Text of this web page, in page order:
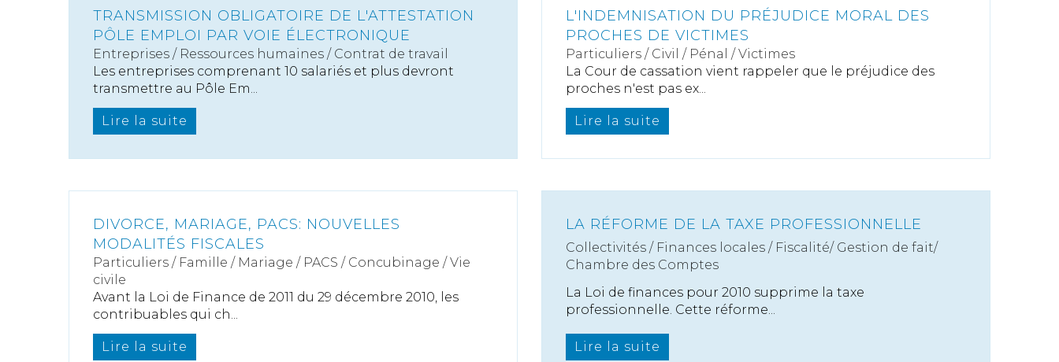
TRANSMISSION OBLIGATOIRE DE L'ATTESTATION
PÔLE EMPLOI PAR VOIE ÉLECTRONIQUE
Entreprises / Ressources humaines / Contrat de travail
Les entreprises comprenant 10 salariés et plus devront
transmettre au Pôle Em...
Lire la suite
L'INDEMNISATION DU PRÉJUDICE MORAL DES
PROCHES DE VICTIMES
Particuliers / Civil / Pénal /Victimes
La Cour de cassation vient rappeler que le préjudice des
proches n'est pas ex...
Lire la suite
DIVORCE, MARIAGE, PACS: NOUVELLES
MODALITÉS FISCALES
Particuliers / Famille / Mariage / PACS / Concubinage / Vie
civile
Avant la Loi de Finance de 2011 du 29 décembre 2010, les
contribuables qui ch...
Lire la suite
LA RÉFORME DE LA TAXE PROFESSIONNELLE
Collectivités / Finances locales / Fiscalité/ Gestion de fait/
Chambre des Comptes
La Loi de finances pour 2010 supprime la taxe
professionnelle. Cette réforme...
Lire la suite